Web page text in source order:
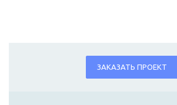
ЗАКАЗАТЬ ПРОЕКТ